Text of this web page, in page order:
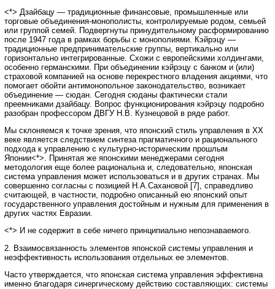
<*> Дзайбацу — традиционные финансовые, промышленные или
торговые объединения-монополисты, контролируемые родом, семьей
или группой семей. Подвергнуты принудительному расформированию
после 1947 года в рамках борьбы с монополиями. Кэйрэцу —
традиционные предпринимательские группы, вертикально или
горизонтально интегрированные. Схожи с европейскими холдингами,
особенно германскими. При объединении кэйрэцу с банком и (или)
страховой компанией на основе перекрестного владения акциями, что
помогает обойти антимонопольное законодательство, возникает
объединение — сюдан. Сегодня сюданы фактически стали
преемниками дзайбацу. Вопрос функционирования кэйрэцу подробно
разобран профессором ДВГУ Н.В. Кузнецовой в ряде работ.
Мы склоняемся к точке зрения, что японский стиль управления в ХХ
веке является следствием синтеза прагматичного и рационального
подхода к управлению с культурно-историческим прошлым
Японии<*>. Принятая же японскими менеджерами сегодня
методология еще более рациональна и, следовательно, японская
система управления может использоваться и в других странах. Мы
совершенно согласны с позицией Н.А.Сахановой [7], справедливо
считающей, в частности, подробно описанный ею японский опыт
государственного управления достойным и нужным для применения в
других частях Евразии.
<*> И не содержит в себе ничего принципиально непознаваемого.
2. Взаимосвязанность элементов японской системы управления и
неэффективность использования отдельных ее элементов.
Часто утверждается, что японская система управления эффективна
именно благодаря синергическому действию составляющих: системы